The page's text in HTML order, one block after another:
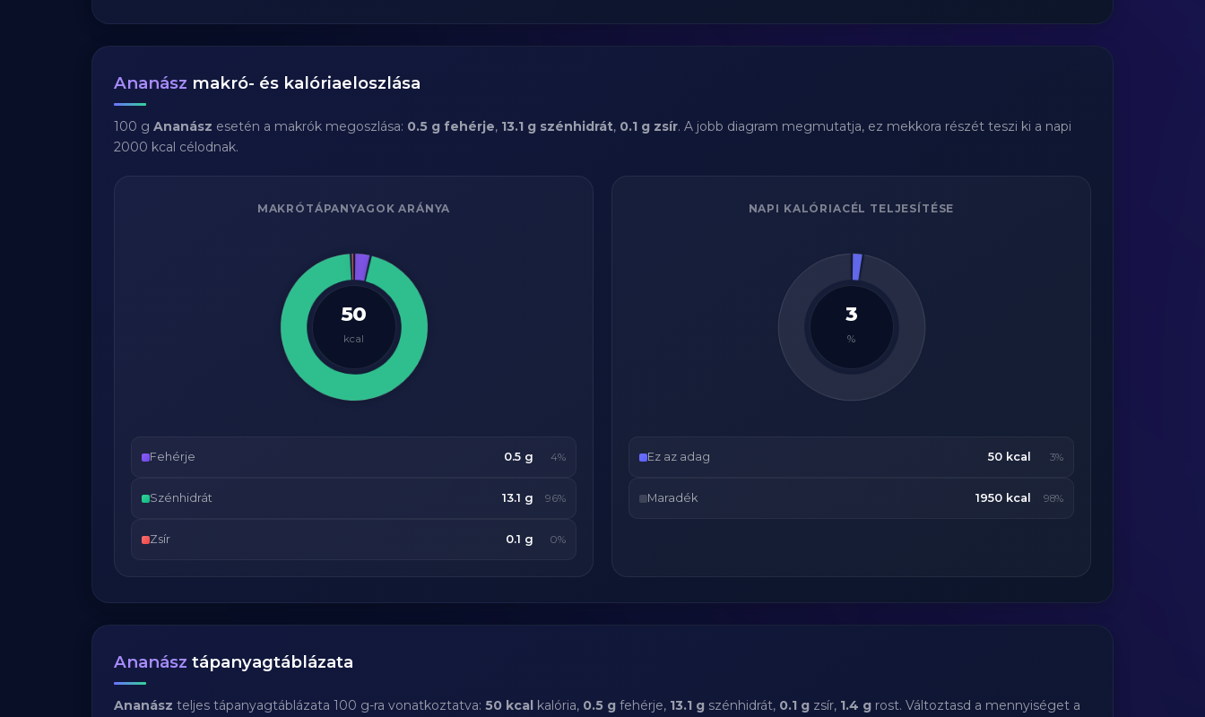
Ananász makró- és kalóriaeloszlása
100 g Ananász esetén a makrók megoszlása: 0.5 g fehérje, 13.1 g szénhidrát, 0.1 g zsír. A jobb diagram megmutatja, ez mekkora részét teszi ki a napi
2000 kcal célodnak.
MAKRÓTÁPANYAGOK ARÁNYA
50
kcal
Fehérje 0.5 g 4%
Szénhidrát 13.1 g 96%
Zsír 0.1 g 0%
NAPI KALÓRIACÉL TELJESÍTÉSE
3
%
Ez az adag 50 kcal 3%
Maradék 1950 kcal 98%
Ananász tápanyagtáblázata
Ananász teljes tápanyagtáblázata 100 g-ra vonatkoztatva: 50 kcal kalória, 0.5 g fehérje, 13.1 g szénhidrát, 0.1 g zsír, 1.4 g rost. Változtasd a mennyiséget a